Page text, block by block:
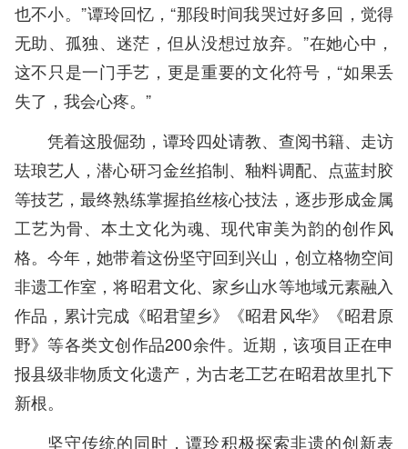
也不小。”谭玲回忆，“那段时间我哭过好多回，觉得
无助、孤独、迷茫，但从没想过放弃。”在她心中，
这不只是一门手艺，更是重要的文化符号，“如果丢
失了，我会心疼。”
凭着这股倔劲，谭玲四处请教、查阅书籍、走访
珐琅艺人，潜心研习金丝掐制、釉料调配、点蓝封胶
等技艺，最终熟练掌握掐丝核心技法，逐步形成金属
工艺为骨、本土文化为魂、现代审美为韵的创作风
格。今年，她带着这份坚守回到兴山，创立格物空间
非遗工作室，将昭君文化、家乡山水等地域元素融入
作品，累计完成《昭君望乡》《昭君风华》《昭君原
野》等各类文创作品200余件。近期，该项目正在申
报县级非物质文化遗产，为古老工艺在昭君故里扎下
新根。
坚守传统的同时，谭玲积极探索非遗的创新表